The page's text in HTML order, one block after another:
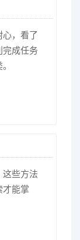
，看了
成任务
些方法
才能掌